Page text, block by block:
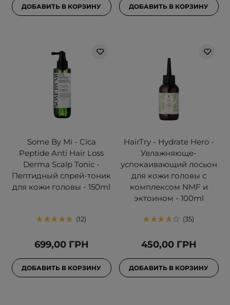
ДОБАВИТЬ В КОРЗИНУ ДОБАВИТЬ В КОРЗИНУ
Some By Mi - Cica
Peptide Anti Hair Loss
Derma Scalp Tonic -
Пептидный спрей-тоник
для кожи головы - 150ml
12
699,00 ГРН
ДОБАВИТЬ В КОРЗИНУ
HairTry - Hydrate Hero -
Увлажняюще-
успокаивающий лосьон
для кожи головы с
комплексом NMF и
эктоином - 100ml
35
450,00 ГРН
ДОБАВИТЬ В КОРЗИНУ